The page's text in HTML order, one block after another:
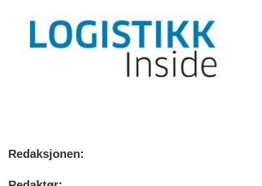
Redaksjonen: